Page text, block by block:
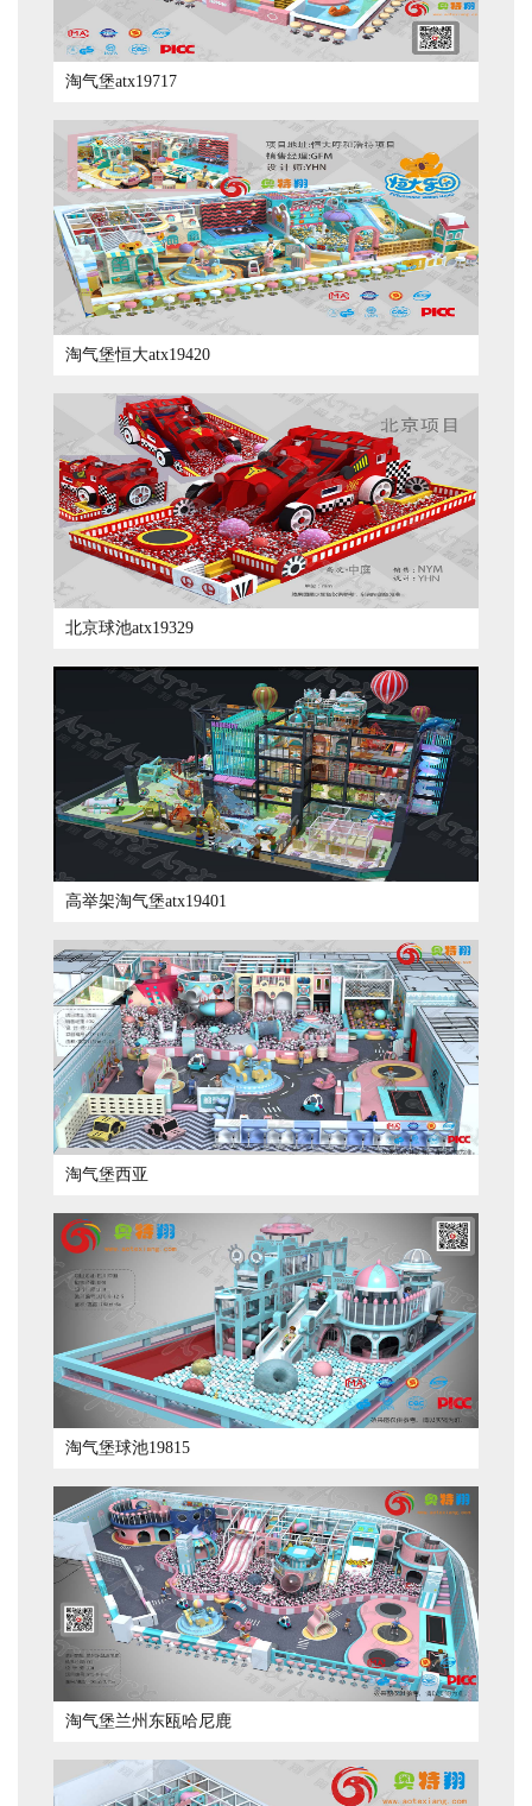
淘气堡atx19717
淘气堡恒大atx19420
北京球池atx19329
高举架淘气堡atx19401
淘气堡西亚
淘气堡球池19815
淘气堡兰州东瓯哈尼鹿